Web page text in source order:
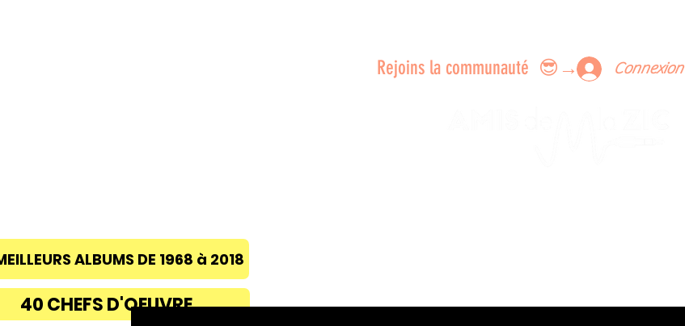
ALBUMS DE 1968 à 2018
Découvrez des artistes, vibrez aux concerts et rejoignez une
Rejoins la communauté 😎→
40 CHEFS D'OEUVRE